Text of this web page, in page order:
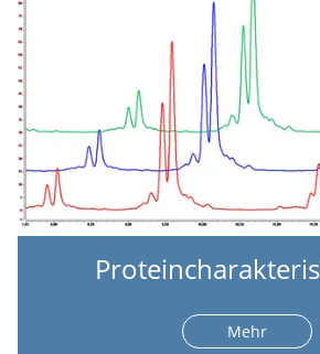
Mehr